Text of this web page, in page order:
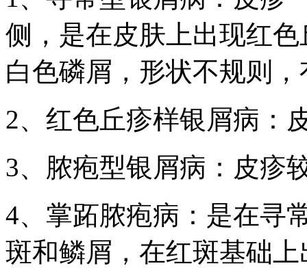
侧，是在皮肤上出现红
白色磷屑，形状不规则
2、红色丘疹样银屑病：
3、脓疱型银屑病：皮疹
4、掌跖脓疱病：是在寻
斑和鳞屑，在红斑基础